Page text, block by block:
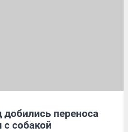
переноса
с собакой